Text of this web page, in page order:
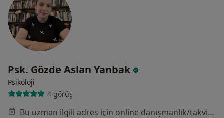
Psk. Gözde Aslan Yanbak
Psikoloji
4 görüş
Bu uzman ilgili adres için online danışmanlık/takvim sunmuyor.